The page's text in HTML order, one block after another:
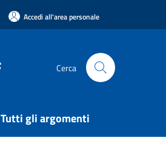
Accedi all'area personale
Cerca
Tutti gli argomenti